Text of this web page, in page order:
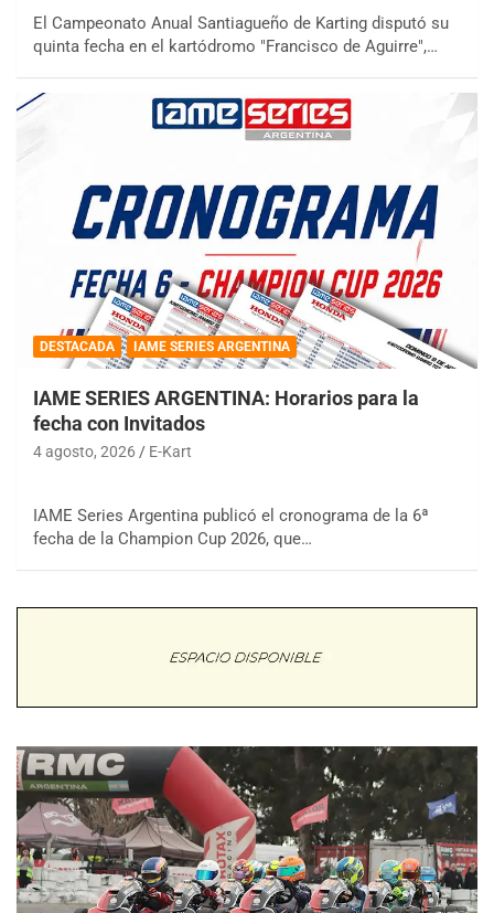
El Campeonato Anual Santiagueño de Karting disputó su
quinta fecha en el kartódromo "Francisco de Aguirre",…
DESTACADA IAME SERIES ARGENTINA
IAME SERIES ARGENTINA: Horarios para la
fecha con Invitados
4 agosto, 2026 E-Kart
IAME Series Argentina publicó el cronograma de la 6ª
fecha de la Champion Cup 2026, que…